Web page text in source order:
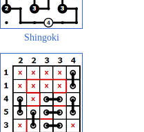
Shingoki